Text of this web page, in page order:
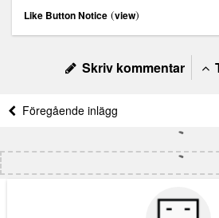
Like Button Notice (view)
Skriv kommentar
Föregående inlägg